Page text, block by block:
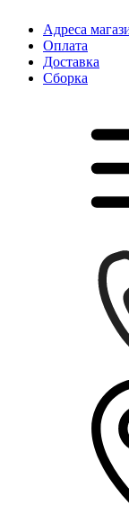
Адреса
Оплата
Доставка
Сборка